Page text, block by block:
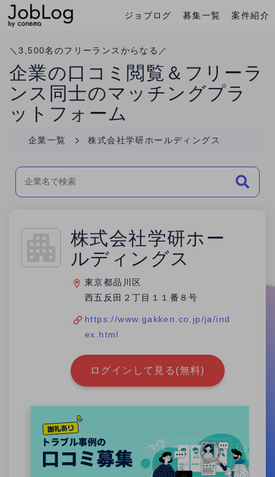
案件紹介
募集一覧
ジョブログ
＼3,500名のフリーランスからなる／
企業の口コミ閲覧＆フリーラ
ンス同士のマッチングプラ
ットフォーム
企業一覧 株式会社学研ホールディングス
株式会社学研ホー
ルディングス
東京都品川区
西五反田２丁目１１番８号
https://www.gakken.co.jp/ja/ind
ex.html
ログインして見る(無料)